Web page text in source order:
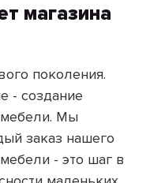
магазина
поколения.
- создание
мебели. Мы
заказ нашего
- это шаг в